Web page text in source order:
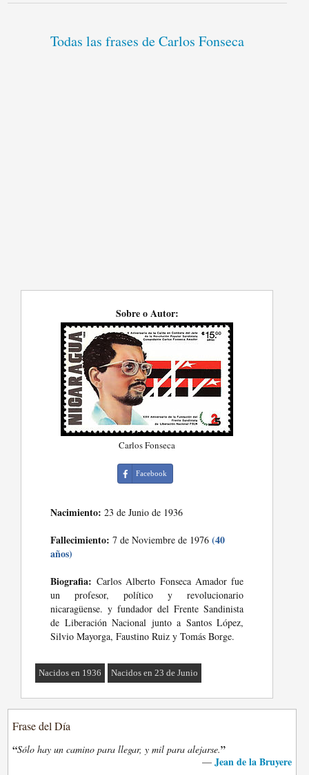
Todas las frases de Carlos Fonseca
Sobre o Autor:
Carlos Fonseca
Facebook
Nacimiento: 23 de Junio de 1936
Fallecimiento: 7 de Noviembre de 1976(40
años)
Biografia: Carlos Alberto Fonseca Amador fue
un profesor, político y revolucionario
nicaragüense. y fundador del Frente Sandinista
de Liberación Nacional junto a Santos López,
Silvio Mayorga, Faustino Ruiz y Tomás Borge.
Nacidos en 1936 Nacidos en 23 de Junio
Frase del Día
“Sólo hay un camino para llegar, y mil para alejarse.”
— Jean de la Bruyere